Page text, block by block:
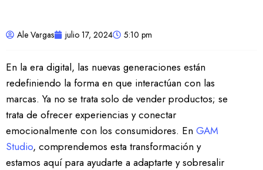
Ale Vargas julio 17, 2024 5:10 pm
En la era digital, las nuevas generaciones están
redefiniendo la forma en que interactúan con las
marcas. Ya no se trata solo de vender productos; se
trata de ofrecer experiencias y conectar
emocionalmente con los consumidores. En GAM
Studio, comprendemos esta transformación y
estamos aquí para ayudarte a adaptarte y sobresalir